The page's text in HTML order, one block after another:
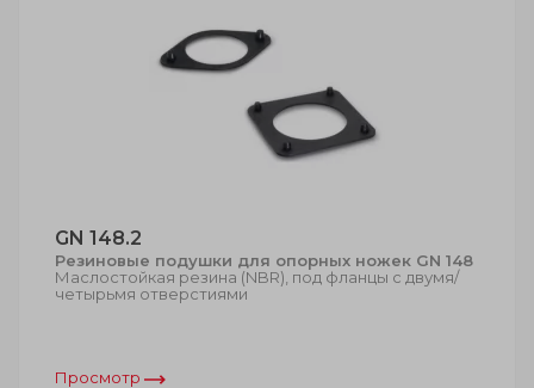
GN 148.2
Резиновые подушки для опорных ножек GN 148
Маслостойкая резина (NBR), под фланцы с двумя/
четырьмя отверстиями
Просмотр